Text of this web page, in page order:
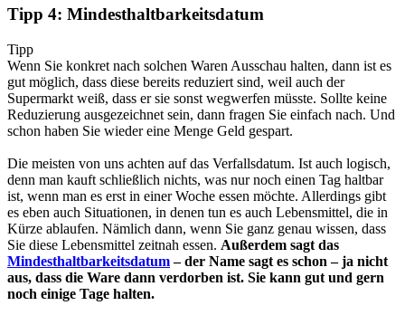
Tipp 4: Mindesthaltbarkeitsdatum
Tipp
Wenn Sie konkret nach solchen Waren Ausschau halten, dann ist es
gut möglich, dass diese bereits reduziert sind, weil auch der
Supermarkt weiß, dass er sie sonst wegwerfen müsste. Sollte keine
Reduzierung ausgezeichnet sein, dann fragen Sie einfach nach. Und
schon haben Sie wieder eine Menge Geld gespart.
Die meisten von uns achten auf das Verfallsdatum. Ist auch logisch,
denn man kauft schließlich nichts, was nur noch einen Tag haltbar
ist, wenn man es erst in einer Woche essen möchte. Allerdings gibt
es eben auch Situationen, in denen tun es auch Lebensmittel, die in
Kürze ablaufen. Nämlich dann, wenn Sie ganz genau wissen, dass
Sie diese Lebensmittel zeitnah essen. Außerdem sagt das
Mindesthaltbarkeitsdatum– der Name sagt es schon – ja nicht
aus, dass die Ware dann verdorben ist. Sie kann gut und gern
noch einige Tage halten.